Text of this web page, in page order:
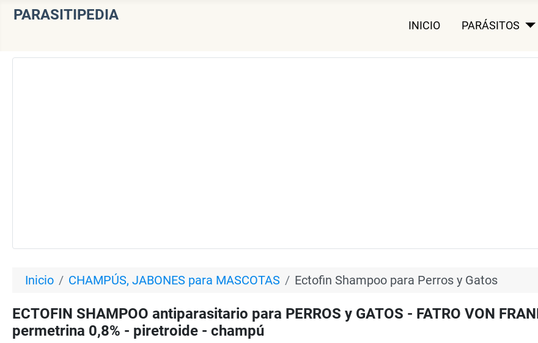
PARASITIPEDIA
INICIO PARÁSITOS
Inicio CHAMPÚS, JABONES para MASCOTAS Ectofin Shampoo para Perros y Gatos
ECTOFIN SHAMPOO antiparasitario para PERROS y GATOS - FATRO VON
permetrina 0,8% - piretroide - champú